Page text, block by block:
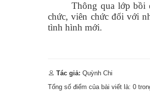
Thông qua lớp bồi
chức, viên chức đối với
tình hình mới.
Tác giả: Quỳnh Chi
Tổng số điểm của bài viết là: 0